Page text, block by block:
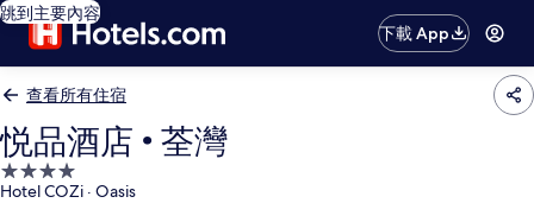
跳到主要內容
下載 App
查看所有住宿
悦品酒店 • 荃灣
4.0
星
Hotel COZi · Oasis